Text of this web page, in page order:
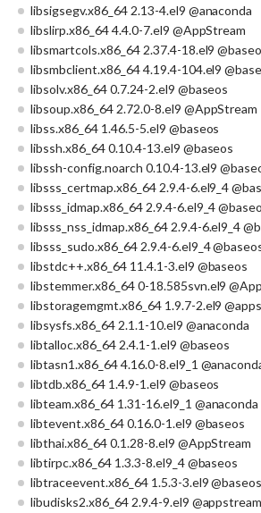
libsigsegv.x86_64 2.13-4.el9 @anaconda
libslirp.x86_64 4.4.0-7.el9 @AppStream
libsmartcols.x86_64 2.37.4-18.el9
libsmbclient.x86_64 4.19.4-104.el9
libsolv.x86_64 0.7.24-2.el9 @baseos
libsoup.x86_64 2.72.0-8.el9 @AppStream
libss.x86_64 1.46.5-5.el9 @baseos
libssh.x86_64 0.10.4-13.el9 @baseos
libssh-config.noarch 0.10.4-13.el9
libsss_certmap.x86_64 2.9.4-6.el9_4
libsss_idmap.x86_64 2.9.4-6.el9_4
libsss_nss_idmap.x86_64 2.9.4-6.el9_4
libsss_sudo.x86_64 2.9.4-6.el9_4
libstdc++.x86_64 11.4.1-3.el9 @baseos
libstemmer.x86_64 0-18.585svn.el9
libstoragemgmt.x86_64 1.9.7-2.el9
libsysfs.x86_64 2.1.1-10.el9 @anaconda
libtalloc.x86_64 2.4.1-1.el9 @baseos
libtasn1.x86_64 4.16.0-8.el9_1
libtdb.x86_64 1.4.9-1.el9 @baseos
libteam.x86_64 1.31-16.el9_1 @anaconda
libtevent.x86_64 0.16.0-1.el9 @baseos
libthai.x86_64 0.1.28-8.el9 @AppStream
libtirpc.x86_64 1.3.3-8.el9_4 @baseos
libtraceevent.x86_64 1.5.3-3.el9 @baseos
libudisks2.x86_64 2.9.4-9.el9 @appstream